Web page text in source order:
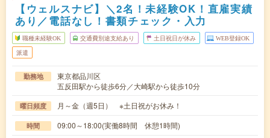
【ウェルスナビ】＼2名！未経験OK！直雇実績
あり／電話なし！書類チェック・入力
職種未経験OK 交通費別途支給あり 土日祝日が休み WEB登録OK
派遣
勤務地
東京都品川区
五反田駅から徒歩6分／大崎駅から徒歩10分
曜日頻度 月～金（週5日） ※土日祝がお休み！
時間 09:00～18:00(実働8時間 休憩1時間)